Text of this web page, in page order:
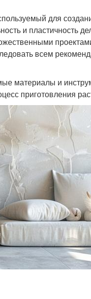
для
и пластичность
всем
материалы и
приготовления